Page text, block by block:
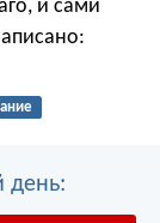
и сами
день: